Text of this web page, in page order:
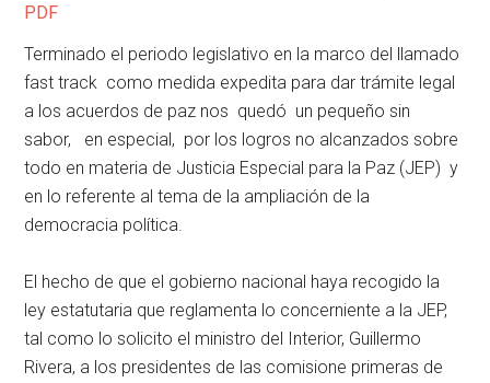
PDF
Terminado el periodo legislativo en la marco del llamado
fast track como medida expedita para dar trámite legal
a los acuerdos de paz nos quedó un pequeño sin
sabor, en especial, por los logros no alcanzados sobre
todo en materia de Justicia Especial para la Paz (JEP) y
en lo referente al tema de la ampliación de la
democracia política.
El hecho de que el gobierno nacional haya recogido la
ley estatutaria que reglamenta lo concerniente a la JEP,
tal como lo solicito el ministro del Interior, Guillermo
Rivera, a los presidentes de las comisione primeras de